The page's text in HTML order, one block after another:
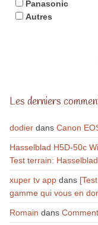
Panasonic
Autres
Les derniers
dodierdans Canon
Hasselblad H5D-50c
Test terrain:
xuper tv appdans
gamme qui vous en
Romain dans